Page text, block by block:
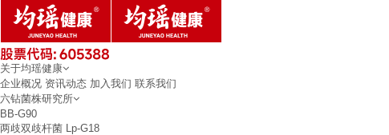
关于均瑶健康
企业概况 资讯动态 加入我们 联系我们
六钻菌株研究所
BB-G90
两歧双歧杆菌 Lp-G18